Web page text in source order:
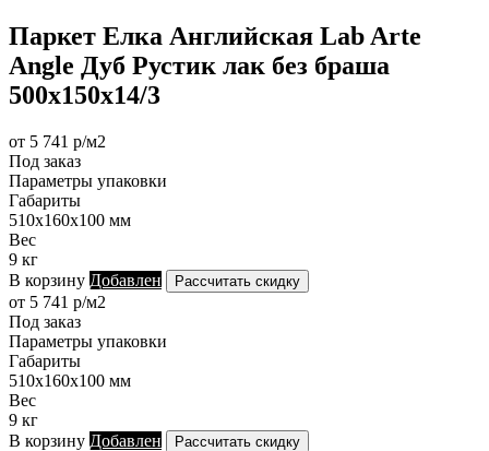
Паркет Елка Английская Lab Arte
Angle Дуб Рустик лак без браша
500х150х14/3
от 5 741 р/м2
Под заказ
Параметры упаковки
Габариты
510х160х100 мм
Вес
9 кг
В корзину Добавлен Рассчитать скидку
от 5 741 р/м2
Под заказ
Параметры упаковки
Габариты
510х160х100 мм
Вес
9 кг
В корзину Добавлен Рассчитать скидку